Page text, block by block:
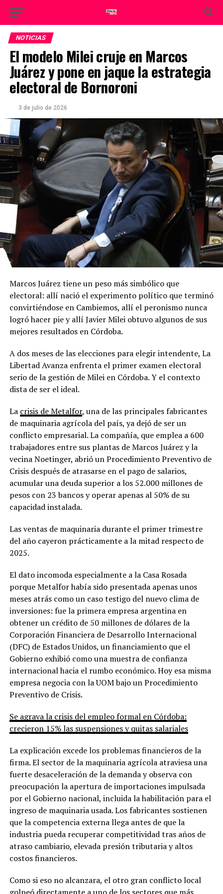
NOTICIAS
El modelo Milei cruje en Marcos
Juárez y pone en jaque la estrategia
electoral de Bornoroni
3 de julio de 2026
Marcos Juárez tiene un peso más simbólico que
electoral: allí nació el experimento político que terminó
convirtiéndose en Cambiemos, allí el peronismo nunca
logró hacer pie y allí Javier Milei obtuvo algunos de sus
mejores resultados en Córdoba.
A dos meses de las elecciones para elegir intendente, La
Libertad Avanza enfrenta el primer examen electoral
serio de la gestión de Milei en Córdoba. Y el contexto
dista de ser el ideal.
La crisis de Metalfor, una de las principales fabricantes
de maquinaria agrícola del país, ya dejó de ser un
conflicto empresarial. La compañía, que emplea a 600
trabajadores entre sus plantas de Marcos Juárez y la
vecina Noetinger, abrió un Procedimiento Preventivo de
Crisis después de atrasarse en el pago de salarios,
acumular una deuda superior a los 52.000 millones de
pesos con 23 bancos y operar apenas al 50% de su
capacidad instalada.
Las ventas de maquinaria durante el primer trimestre
del año cayeron prácticamente a la mitad respecto de
2025.
El dato incomoda especialmente a la Casa Rosada
porque Metalfor había sido presentada apenas unos
meses atrás como un caso testigo del nuevo clima de
inversiones: fue la primera empresa argentina en
obtener un crédito de 50 millones de dólares de la
Corporación Financiera de Desarrollo Internacional
(DFC) de Estados Unidos, un financiamiento que el
Gobierno exhibió como una muestra de confianza
internacional hacia el rumbo económico. Hoy esa misma
empresa negocia con la UOM bajo un Procedimiento
Preventivo de Crisis.
Se agrava la crisis del empleo formal en Córdoba:
crecieron 15% las suspensiones y quitas salariales
La explicación excede los problemas financieros de la
firma. El sector de la maquinaria agrícola atraviesa una
fuerte desaceleración de la demanda y observa con
preocupación la apertura de importaciones impulsada
por el Gobierno nacional, incluida la habilitación para el
ingreso de maquinaria usada. Los fabricantes sostienen
que la competencia externa llega antes de que la
industria pueda recuperar competitividad tras años de
atraso cambiario, elevada presión tributaria y altos
costos financieros.
Como si eso no alcanzara, el otro gran conflicto local